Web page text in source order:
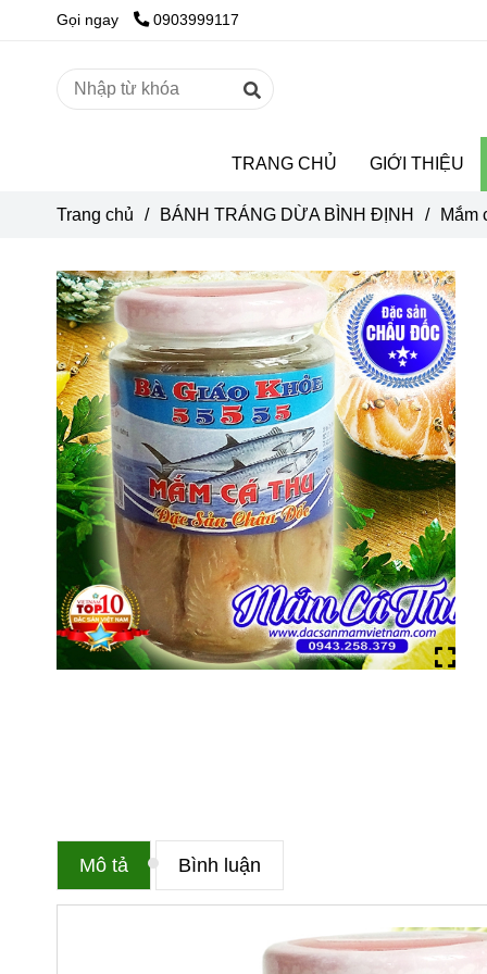
Gọi ngay 0903999117
TRANG CHỦ GIỚI THIỆU
Trang chủ / BÁNH TRÁNG DỪA BÌNH ĐỊNH / Mắm
Mô tả Bình luận